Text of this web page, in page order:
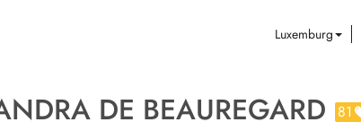
Luxemburg
DE BEAUREGARD 81